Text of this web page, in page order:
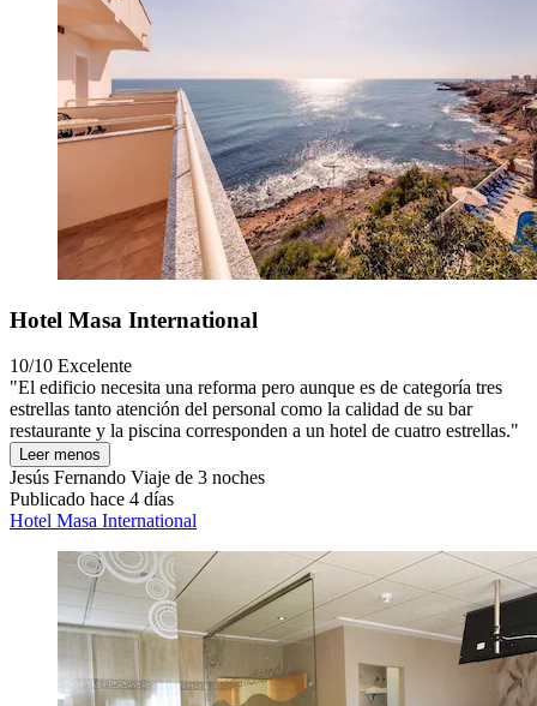
Hotel Masa International
10/10 Excelente
"El edificio necesita una reforma pero aunque es de categoría tres
estrellas tanto atención del personal como la calidad de su bar
restaurante y la piscina corresponden a un hotel de cuatro estrellas."
Leer menos
Jesús Fernando Viaje de 3 noches
Publicado hace 4 días
Hotel Masa International